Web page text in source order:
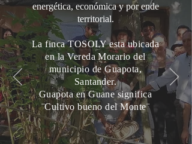
energética, económica y por ende
territorial.
La finca TOSOLY esta ubicada
en la Vereda Morario del
municipio de Guapota,
Santander.
Guapota en Guane significa
¨Cultivo bueno del Monte¨